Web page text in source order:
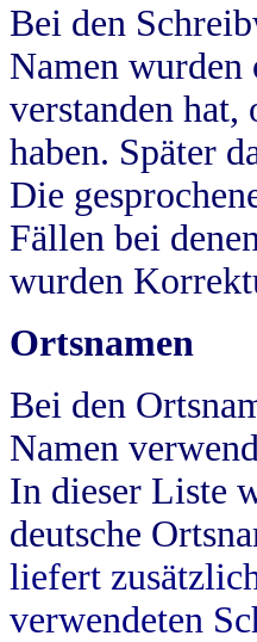
Bei den
Namen
verstanden hat,
haben. Später
Die
Fällen bei
wurden
Ortsnamen
Bei den
Namen
In dieser Liste
deutsche
liefert
verwendeten